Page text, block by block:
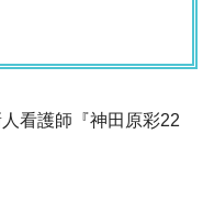
看護師『神田原彩22